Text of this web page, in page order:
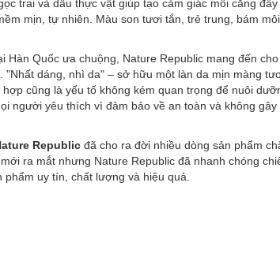
trai và dầu thực vật giúp tạo cảm giác môi căng
mịn, tự nhiên. Màu son tươi tắn, trẻ trung, bám
Quốc ưa chuộng, Nature Republic mang đến
dáng, nhì da" – sở hữu một làn da mịn màng
cũng là yếu tố không kém quan trọng để nuôi
người yêu thích vì đảm bảo về an toàn và không
Republic đã cho ra đời nhiều dòng sản phẩm
ra mắt nhưng Nature Republic đã nhanh chóng
uy tín, chất lượng và hiệu quả.